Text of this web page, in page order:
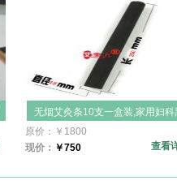
无烟艾灸条10支一盒装,家用妇科
碳化黑色雷火灸艾柱定制艾叶粉
南阳艾东华厂家直销批发价格
原价： ￥ 1800
现价： ￥750 查看